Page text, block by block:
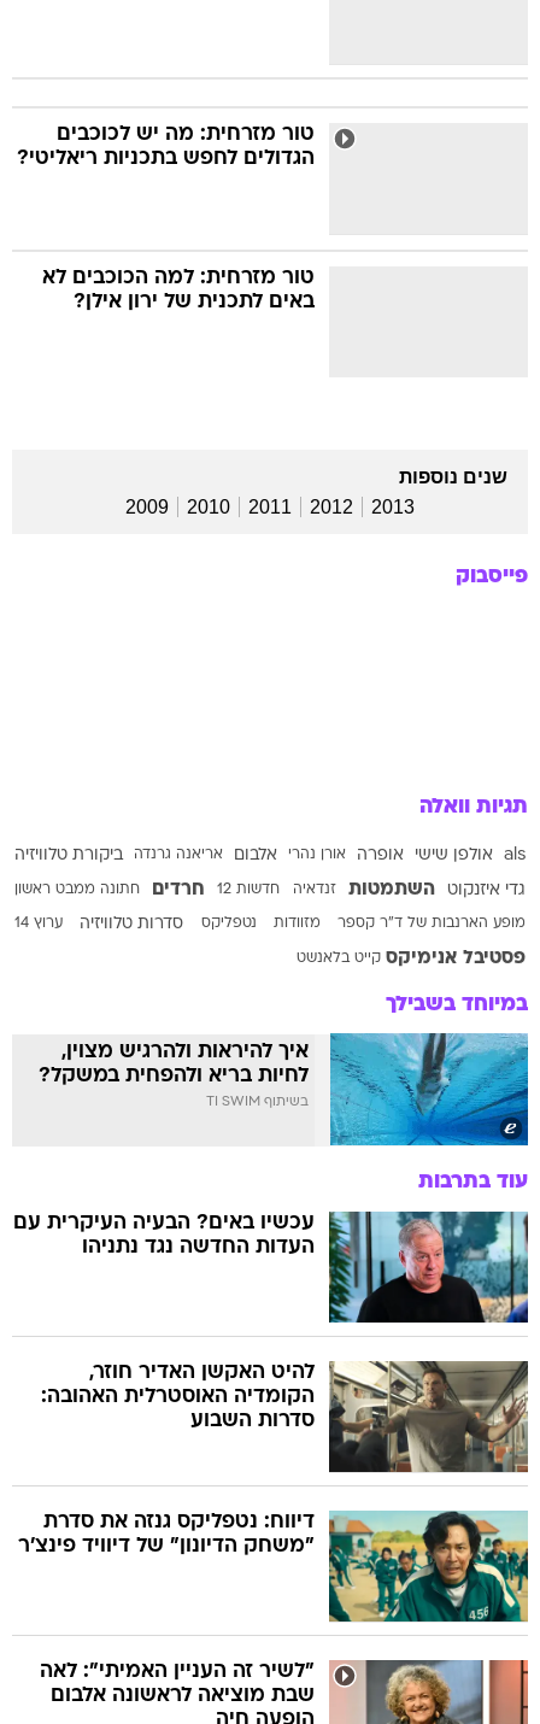
טור מזרחית: מה יש לכוכבים
הגדולים לחפש בתכניות ריאליטי?
טור מזרחית: למה הכוכבים לא
באים לתכנית של ירון אילן?
שנים נוספות
2013
2012
2011
2010
2009
פייסבוק
תגיות וואלה
als אולפן שישי אופרה אורן נהרי אלבום אריאנה גרנדה ביקורת טלוויזיה
גדי איזנקוט השתמטות זנדאיה חדשות 12 חרדים חתונה ממבט ראשון
מופע הארנבות של ד"ר קספר מזוודות נטפליקס סדרות טלוויזיה ערוץ 14
פסטיבל אנימיקס קייט בלאנשט
במיוחד בשבילך
איך להיראות ולהרגיש מצוין,
לחיות בריא ולהפחית במשקל?
בשיתוף TI SWIM
עוד בתרבות
עכשיו באים? הבעיה העיקרית עם
העדות החדשה נגד נתניהו
להיט האקשן האדיר חוזר,
הקומדיה האוסטרלית האהובה:
סדרות השבוע
דיווח: נטפליקס גנזה את סדרת
"משחק הדיונון" של דיוויד פינצ'ר
"לשיר זה העניין האמיתי": לאה
שבת מוציאה לראשונה אלבום
הופעה חיה